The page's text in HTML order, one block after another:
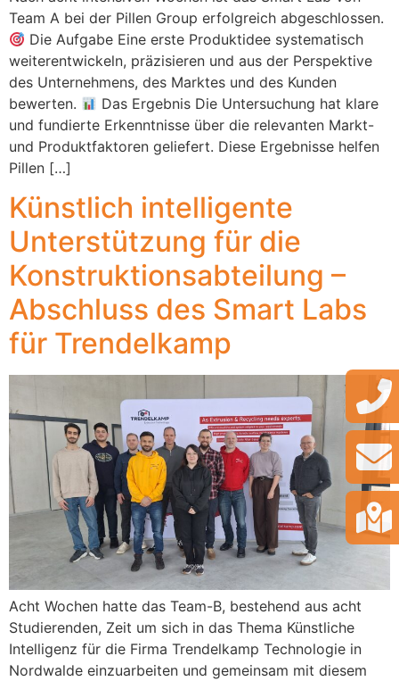
Team A bei der Pillen Group erfolgreich abgeschlossen.
Die Aufgabe Eine erste Produktidee systematisch
weiterentwickeln, präzisieren und aus der Perspektive
des Unternehmens, des Marktes und des Kunden
bewerten.
Das Ergebnis Die Untersuchung hat klare
und fundierte Erkenntnisse über die relevanten Markt-
und Produktfaktoren geliefert. Diese Ergebnisse helfen
Pillen […]
Künstlich intelligente
Unterstützung für die
Konstruktionsabteilung –
Abschluss des Smart Labs
für Trendelkamp
Acht Wochen hatte das Team-B, bestehend aus acht
Studierenden, Zeit um sich in das Thema Künstliche
Intelligenz für die Firma Trendelkamp Technologie in
Nordwalde einzuarbeiten und gemeinsam mit diesem